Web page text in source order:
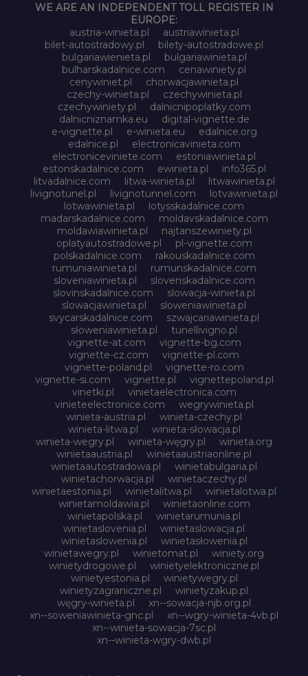
WE ARE AN INDEPENDENT TOLL REGISTER IN
EUROPE:
austria-winieta.pl
austriawinieta.pl
bilet-autostradowy.pl
bilety-autostradowe.pl
bulgariawienieta.pl
bulgariawinieta.pl
bulharskadalnice.com
cenawiniety.pl
cenywiniet.pl
chorwacjawinieta.pl
czechy-winieta.pl
czechywinieta.pl
czechywiniety.pl
dalnicnipoplatky.com
dalnicniznamka.eu
digital-vignette.de
e-vignette.pl
e-winieta.eu
edalnice.org
edalnice.pl
electronicavinieta.com
electroniceviniete.com
estoniawinieta.pl
estonskadalnice.com
ewinieta.pl
info365.pl
litvadalnice.com
litwa-winieta.pl
litwawinieta.pl
livignotunel.pl
livignotunnel.com
lotvawinieta.pl
lotwawinieta.pl
lotysskadalnice.com
madarskadalnice.com
moldavskadalnice.com
moldawiawinieta.pl
najtanszewiniety.pl
oplatyautostradowe.pl
pl-vignette.com
polskadalnice.com
rakouskadalnice.com
rumuniawinieta.pl
rumunskadalnice.com
sloveniawinieta.pl
slovenskadalnice.com
slovinskadalnice.com
slowacja-winieta.pl
slowacjawinieta.pl
sloweniawinieta.pl
svycarskadalnice.com
szwajcariawinieta.pl
słoweniawinieta.pl
tunellivigno.pl
vignette-at.com
vignette-bg.com
vignette-cz.com
vignette-pl.com
vignette-poland.pl
vignette-ro.com
vignette-si.com
vignette.pl
vignettepoland.pl
vinetki.pl
vinietaelectronica.com
vinieteelectronice.com
wegrywinieta.pl
winieta-austria.pl
winieta-czechy.pl
winieta-litwa.pl
winieta-słowacja.pl
winieta-wegry.pl
winieta-węgry.pl
winieta.org
winietaaustria.pl
winietaaustriaonline.pl
winietaautostradowa.pl
winietabulgaria.pl
winietachorwacja.pl
winietaczechy.pl
winietaestonia.pl
winietalitwa.pl
winietalotwa.pl
winietamoldawia.pl
winietaonline.com
winietapolska.pl
winietarumunia.pl
winietaslovenia.pl
winietaslowacja.pl
winietaslowenia.pl
winietasłowenia.pl
winietawegry.pl
winietomat.pl
winiety.org
winietydrogowe.pl
winietyelektroniczne.pl
winietyestonia.pl
winietywegry.pl
winietyzagraniczne.pl
winietyzakup.pl
węgry-winieta.pl
xn--sowacja-njb.org.pl
xn--soweniawinieta-gnc.pl
xn--wgry-winieta-4vb.pl
xn--winieta-sowacja-7sc.pl
xn--winieta-wgry-dwb.pl